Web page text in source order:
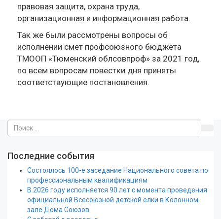
правовая защита, охрана труда,
организационная и информационная работа.
Так же были рассмотрены вопросы об
исполнении смет профсоюзного бюджета
ТМООП «Тюменский облсовпроф» за 2021 год,
по всем вопросам повестки дня приняты
соответствующие постановления.
Последние события
Состоялось 100-е заседание Национального совета по
профессиональным квалификациям
В 2026 году исполняется 90 лет с момента проведения
официальной Всесоюзной детской елки в Колонном
зале Дома Союзов